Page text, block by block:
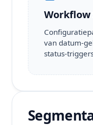
Workflow
van datum-
status-